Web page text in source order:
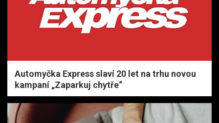
Automyčka Express slaví 20 let na trhu novou
kampaní „Zaparkuj chytře“